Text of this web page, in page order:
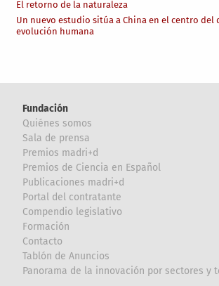
El retorno de la naturaleza
Un nuevo estudio sitúa a China en el centro del
evolución humana
Fundación
Quiénes somos
Sala de prensa
Premios madri+d
Premios de Ciencia en Español
Publicaciones madri+d
Portal del contratante
Compendio legislativo
Formación
Contacto
Tablón de Anuncios
Panorama de la innovación por sectores y